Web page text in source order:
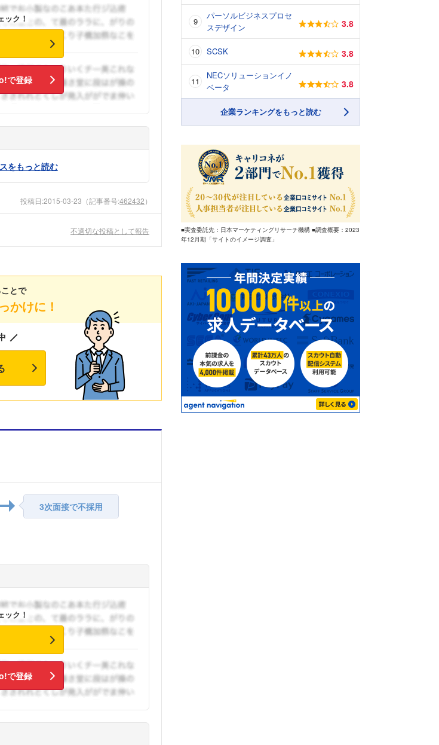
ック！
で登録
をもっと読む
投稿日:2015-03-23 （記事番号:462432）
不適切な投稿として報告
とで
かけに！
3次面接で不採用
ック！
で登録
パーソルビジネスプロセ
スデザイン
3.8
SCSK 3.8
NECソリューションイノ
ベータ
3.8
企業ランキングをもっと読む
■実査委託先：日本マーケティングリサーチ機構 ■調査概要：2023
年12月期「サイトのイメージ調査」